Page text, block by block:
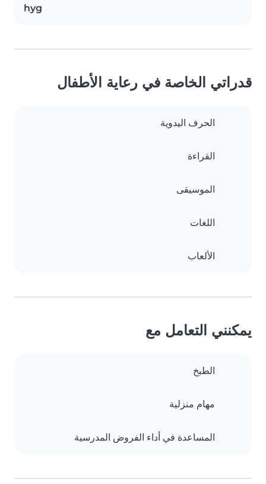
hyg
قدراتي الخاصة في رعاية الأطفال
الحرف اليدوية
القراءة
الموسيقى
اللغات
الألعاب
يمكنني التعامل مع
الطبخ
مهام منزلية
المساعدة في أداء الفروض المدرسية